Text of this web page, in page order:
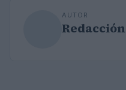
AUTOR